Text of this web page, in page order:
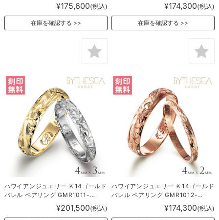
¥175,600(税込)
在庫を確認する
¥174,300(税込)
在庫を確認する
ハワイアンジュエリー Ｋ14ゴールド
バレル ペアリング GMR1011-
¥201,500(税込)
ハワイアンジュエリー Ｋ14ゴールド
バレル ペアリング GMR1012-
¥174,300(税込)